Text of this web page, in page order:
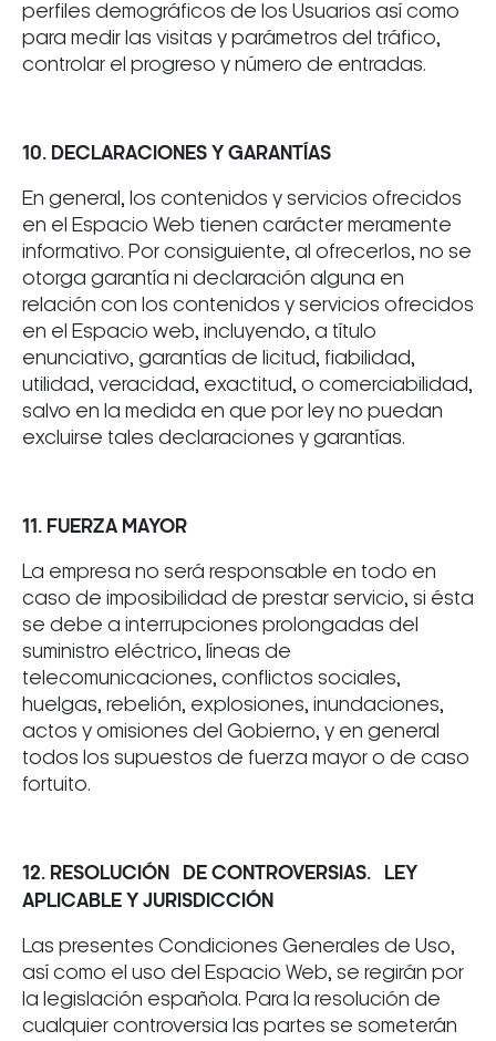
perfiles demográficos de los Usuarios así como
para medir las visitas y parámetros del tráfico,
controlar el progreso y número de entradas.
10. DECLARACIONES Y GARANTÍAS
En general, los contenidos y servicios ofrecidos
en el Espacio Web tienen carácter meramente
informativo. Por consiguiente, al ofrecerlos, no se
otorga garantía ni declaración alguna en
relación con los contenidos y servicios ofrecidos
en el Espacio web, incluyendo, a título
enunciativo, garantías de licitud, fiabilidad,
utilidad, veracidad, exactitud, o comerciabilidad,
salvo en la medida en que por ley no puedan
excluirse tales declaraciones y garantías.
11. FUERZA MAYOR
La empresa no será responsable en todo en
caso de imposibilidad de prestar servicio, si ésta
se debe a interrupciones prolongadas del
suministro eléctrico, líneas de
telecomunicaciones, conflictos sociales,
huelgas, rebelión, explosiones, inundaciones,
actos y omisiones del Gobierno, y en general
todos los supuestos de fuerza mayor o de caso
fortuito.
12. RESOLUCIÓN DE CONTROVERSIAS. LEY
APLICABLE Y JURISDICCIÓN
Las presentes Condiciones Generales de Uso,
así como el uso del Espacio Web, se regirán por
la legislación española. Para la resolución de
cualquier controversia las partes se someterán